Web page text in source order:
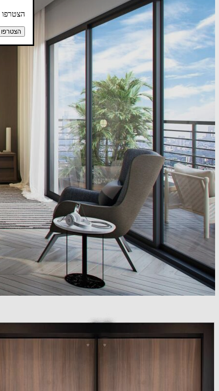
הצטרפו
הצטרפו